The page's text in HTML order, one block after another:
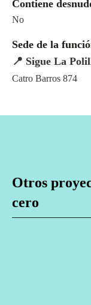
Contiene
No
Sede de la
📍 Sigue La
Catro Barros 874
Otros
cero